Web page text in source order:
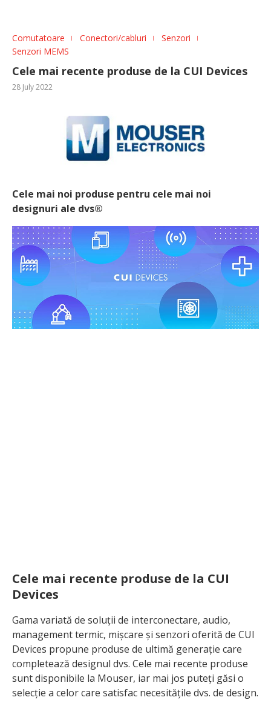
Comutatoare Conectori/cabluri
Senzori
Senzori MEMS
Cele mai recente produse de la CUI Devices
28 July 2022
Cele mai noi produse pentru cele mai noi
designuri ale dvs®
Cele mai recente produse de la CUI
Devices
Gama variată de soluții de interconectare, audio,
management termic, mișcare și senzori oferită de CUI
Devices propune produse de ultimă generație care
completează designul dvs. Cele mai recente produse
sunt disponibile la Mouser, iar mai jos puteți găsi o
selecție a celor care satisfac necesitățile dvs. de design.​